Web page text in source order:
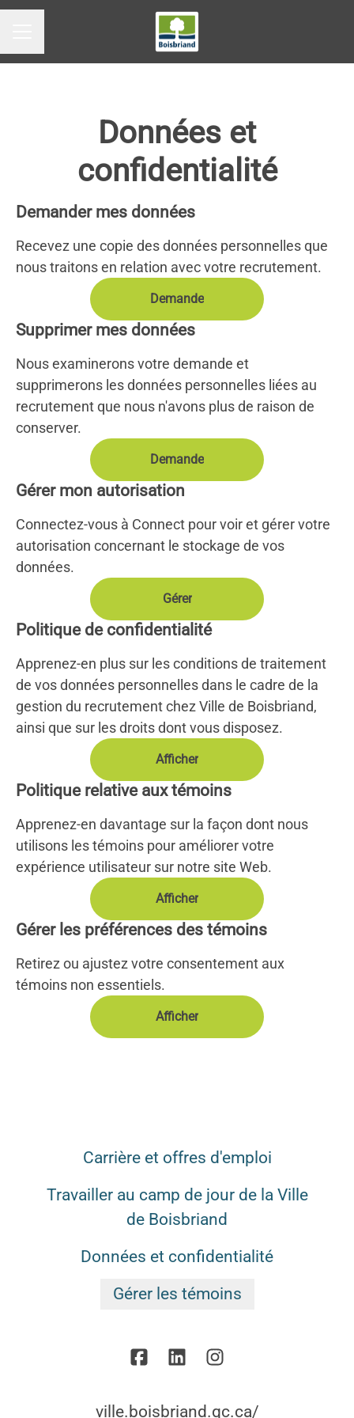
Données et
confidentialité
Demander mes données
Recevez une copie des données personnelles que
nous traitons en relation avec votre recrutement.
Demande
Supprimer mes données
Nous examinerons votre demande et
supprimerons les données personnelles liées au
recrutement que nous n'avons plus de raison de
conserver.
Demande
Gérer mon autorisation
Connectez-vous à Connect pour voir et gérer votre
autorisation concernant le stockage de vos
données.
Gérer
Politique de confidentialité
Apprenez-en plus sur les conditions de traitement
de vos données personnelles dans le cadre de la
gestion du recrutement chez Ville de Boisbriand,
ainsi que sur les droits dont vous disposez.
Afficher
Politique relative aux témoins
Apprenez-en davantage sur la façon dont nous
utilisons les témoins pour améliorer votre
expérience utilisateur sur notre site Web.
Afficher
Gérer les préférences des témoins
Retirez ou ajustez votre consentement aux
témoins non essentiels.
Afficher
Carrière et offres d'emploi
Travailler au camp de jour de la Ville
de Boisbriand
Données et confidentialité
Gérer les témoins
ville.boisbriand.qc.ca/